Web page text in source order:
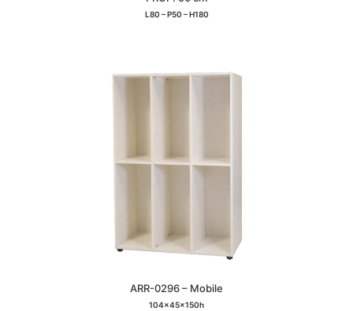
L80 – P50 – H180
ARR-0296 – Mobile
104x45x150h